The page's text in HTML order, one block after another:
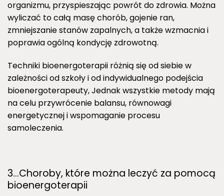
organizmu, przyspieszając powrót do zdrowia. Można
wyliczać to całą masę chorób, gojenie ran,
zmniejszanie stanów zapalnych, a także wzmacnia i
poprawia ogólną kondycję zdrowotną.
Techniki bioenergoterapii różnią się od siebie w
zależności od szkoły i od indywidualnego podejścia
bioenergoterapeuty, Jednak wszystkie metody mają
na celu przywrócenie balansu, równowagi
energetycznej i wspomaganie procesu
samoleczenia.
3…Choroby, które można leczyć za pomocą
bioenergoterapii